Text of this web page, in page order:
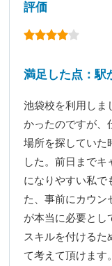
評価
満足した点：駅
池袋校を利用しま
かったのですが、
場所を探していた
した。前日までキ
になりやすい私で
た、事前にカウン
が本当に必要とし
スキルを付けるた
て考えて頂けます。